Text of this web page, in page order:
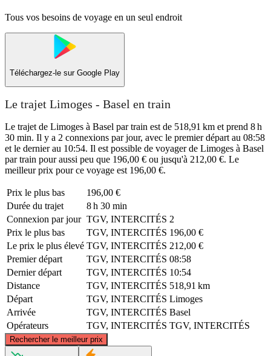
Tous vos besoins de voyage en un seul endroit
Téléchargez-le sur Google Play
Le trajet Limoges - Basel en train
Le trajet de Limoges à Basel par train est de 518,91 km et prend 8 h
30 min. Il y a 2 connexions par jour, avec le premier départ au 08:58
et le dernier au 10:54. Il est possible de voyager de Limoges à Basel
par train pour aussi peu que 196,00 € ou jusqu'à 212,00 €. Le
meilleur prix pour ce voyage est 196,00 €.
Prix ​​le plus bas
196,00 €
Durée du trajet
8 h 30 min
Connexion par jour TGV, INTERCITÉS 2
Prix ​​le plus bas
TGV, INTERCITÉS 196,00 €
Le prix le plus élevé TGV, INTERCITÉS 212,00 €
Premier départ
TGV, INTERCITÉS 08:58
Dernier départ
TGV, INTERCITÉS 10:54
Distance
TGV, INTERCITÉS 518,91 km
Départ
TGV, INTERCITÉS Limoges
Arrivée
TGV, INTERCITÉS Basel
Opérateurs
TGV, INTERCITÉS TGV, INTERCITÉS
Rechercher le meilleur prix
©CARTO, © OpenStreetMapcontributors